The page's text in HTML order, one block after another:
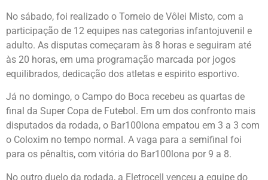
No sábado, foi realizado o Torneio de Vôlei Misto, com a
participação de 12 equipes nas categorias infantojuvenil e
adulto. As disputas começaram às 8 horas e seguiram até
às 20 horas, em uma programação marcada por jogos
equilibrados, dedicação dos atletas e espirito esportivo.
Já no domingo, o Campo do Boca recebeu as quartas de
final da Super Copa de Futebol. Em um dos confronto mais
disputados da rodada, o Bar100lona empatou em 3 a 3 com
o Coloxim no tempo normal. A vaga para a semifinal foi
para os pênaltis, com vitória do Bar100lona por 9 a 8.
No outro duelo da rodada, a Eletrocell venceu a equipe do